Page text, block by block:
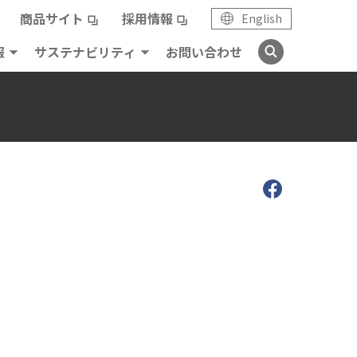
商品サイト 採用情報 English
サステナビリティ お問い合わせ